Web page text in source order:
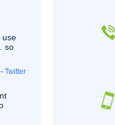
use
so
- Twitter